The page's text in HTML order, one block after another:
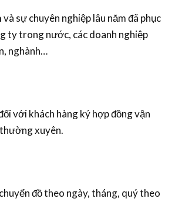
sự chuyên nghiệp lâu năm đã phục
ty trong nước, các doanh nghiệp
nghành…
với khách hàng ký hợp đồng vận
xuyên.
đồ theo ngày, tháng, quý theo